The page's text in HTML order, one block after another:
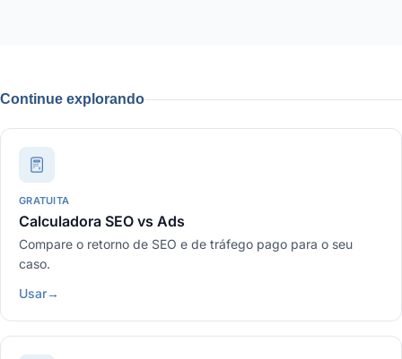
Continue explorando
GRATUITA
Calculadora SEO vs Ads
Compare o retorno de SEO e de tráfego pago para o seu
caso.
Usar→